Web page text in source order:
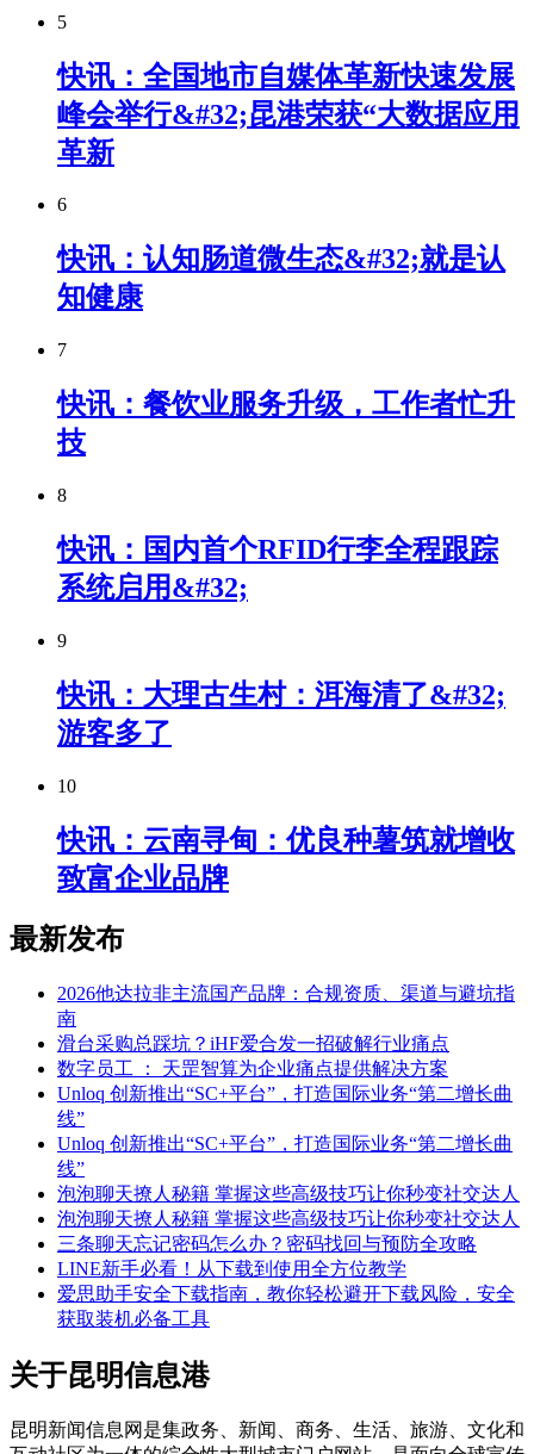
5
快讯：全国地市自媒体革新快速发展
峰会举行&#32;昆港荣获“大数据应用
革新
6
快讯：认知肠道微生态&#32;就是认
知健康
7
快讯：餐饮业服务升级，工作者忙升
技
8
快讯：国内首个RFID行李全程跟踪
系统启用&#32;
9
快讯：大理古生村：洱海清了&#32;
游客多了
10
快讯：云南寻甸：优良种薯筑就增收
致富企业品牌
最新发布
2026他达拉非主流国产品牌：合规资质、渠道与避坑指
南
滑台采购总踩坑？iHF爱合发一招破解行业痛点
数字员工 ： 天罡智算为企业痛点提供解决方案
Unloq 创新推出“SC+平台”，打造国际业务“第二增长曲
线”
Unloq 创新推出“SC+平台”，打造国际业务“第二增长曲
线”
泡泡聊天撩人秘籍 掌握这些高级技巧让你秒变社交达人
泡泡聊天撩人秘籍 掌握这些高级技巧让你秒变社交达人
三条聊天忘记密码怎么办？密码找回与预防全攻略
LINE新手必看！从下载到使用全方位教学
爱思助手安全下载指南，教你轻松避开下载风险，安全
获取装机必备工具
关于昆明信息港
昆明新闻信息网是集政务、新闻、商务、生活、旅游、文化和